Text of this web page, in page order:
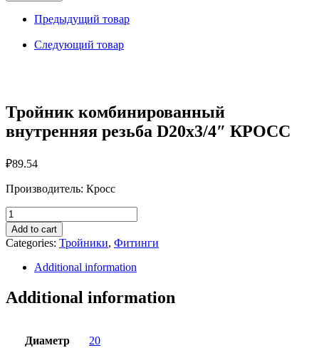
резьба
D20x3/4"
КРОСС
quantity
Предыдущий товар
Следующий товар
Тройник комбинированный
внутренняя резьба D20x3/4″ КРОСС
₽89.54
Производитель: Кросс
Тройник
комбинированный
внутренняя
резьба
D20x3/4"
КРОСС
quantity
Add to cart
Categories: Тройники, Фитинги
Additional information
Additional information
Диаметр 20